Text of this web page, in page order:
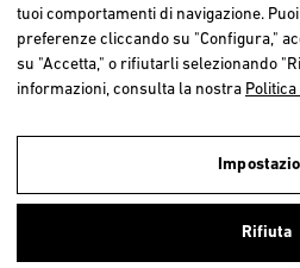
Utilizziamo cookies propri e di terze
navigazione degli utenti e così poter
BELGIË /
ESPAÑA
ITALIA
ÖSTERREICH
tuoi comportamenti di navigazione.
preferenze cliccando su "Configura,"
su "Accetta," o rifiutarli selezionando
informazioni, consulta la nostra
Rifiuta